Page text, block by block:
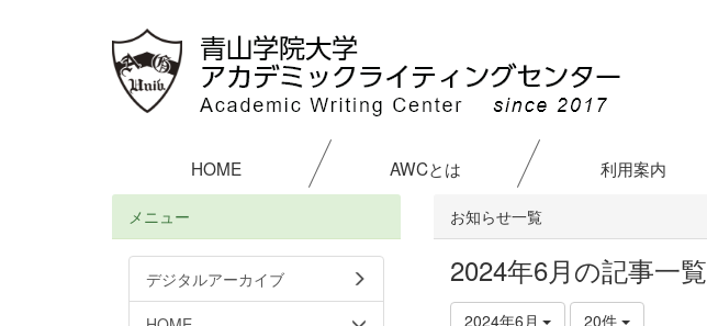
HOME AWCとは 利用案内
お知らせ一覧
2024年6月の記事一覧
2024年6月 20件
メニュー
デジタルアーカイブ